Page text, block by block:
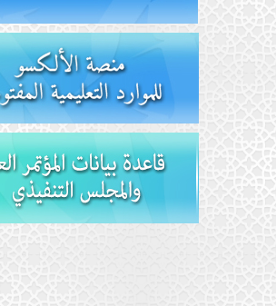
de langue arabe de Khartoum